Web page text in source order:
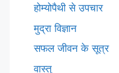
होम्योपैथी से उपचार
मुद्रा विज्ञान
सफल जीवन के सूत्र
वास्तु